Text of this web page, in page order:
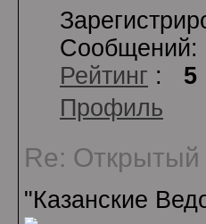
Сообщений:
Рейтинг : 5
Профиль
Re: Открытый
"Казанские